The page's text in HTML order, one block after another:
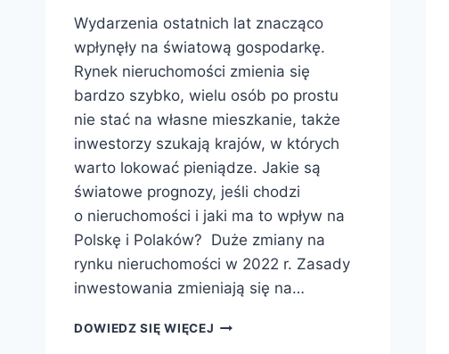
Wydarzenia ostatnich lat znacząco
wpłynęły na światową gospodarkę.
Rynek nieruchomości zmienia się
bardzo szybko, wielu osób po prostu
nie stać na własne mieszkanie, także
inwestorzy szukają krajów, w których
warto lokować pieniądze. Jakie są
światowe prognozy, jeśli chodzi
o nieruchomości i jaki ma to wpływ na
Polskę i Polaków? Duże zmiany na
rynku nieruchomości w 2022 r. Zasady
inwestowania zmieniają się na…
DOWIEDZ SIĘ WIĘCEJ